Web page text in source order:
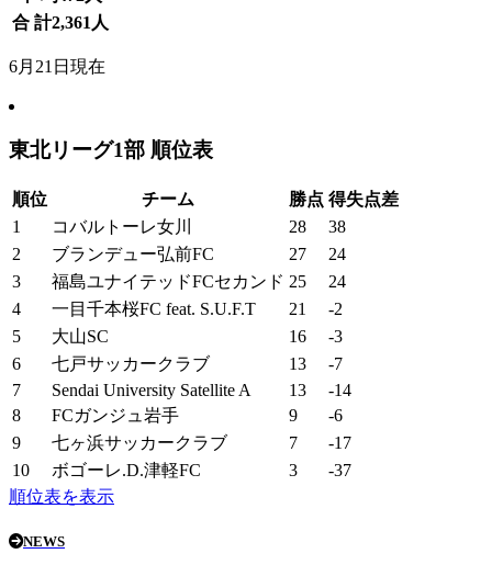
合 計2,361 人
6月21日現在
東北リーグ1部 順位表
順位 チーム 勝点 得失点差
1
コバルトーレ女川 28
38
2
ブランデュー弘前FC 27
24
3
福島ユナイテッドFCセカンド 25
24
4
一目千本桜FC feat. S.U.F.T 21
-2
5
大山SC 16
-3
6
七戸サッカークラブ 13
-7
7
Sendai University Satellite A 13
-14
8
FCガンジュ岩手 9
-6
9
七ヶ浜サッカークラブ 7
-17
10
ボゴーレ.D.津軽FC 3
-37
順位表を表示
NEWS